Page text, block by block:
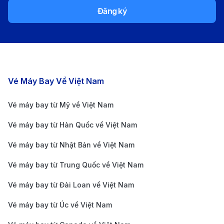
khai thác chuyến bay từ Hà Nội đi New York quá
cảnh tại sân bay quốc tế Hong Kong. Với mạng lưới
Trung Đông cung cấp hành trình từ Hà Nội đi New
York quá cảnh tại Doha hoặc Dubai. Thời gian bay
dài hơn nhưng bù lại hành khách sẽ được trải
Khoảng 7
chuyến/tuần
Qatar Airways
Khoảng 12
Đăng ký
Các chặng bay nổi bật
Vé Máy Bay Về Việt Nam
Vé máy bay từ Mỹ về Việt Nam
Vé máy bay từ Hàn Quốc về Việt Nam
Vé máy bay từ Nhật Bản về Việt Nam
Vé máy bay từ Trung Quốc về Việt Nam
Vé máy bay từ Đài Loan về Việt Nam
Vé máy bay từ Úc về Việt Nam